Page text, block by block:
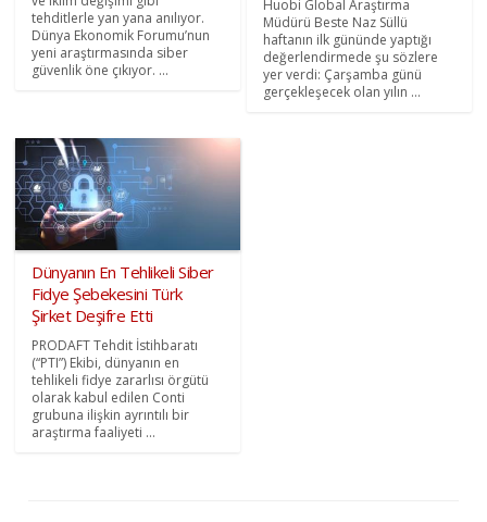
tehditlerle yan yana anılıyor.
Dünya Ekonomik Forumu’nun
yeni araştırmasında siber
güvenlik öne çıkıyor. ...
Huobi Global Araştırma
Müdürü Beste Naz Süllü
haftanın ilk gününde yaptığı
değerlendirmede şu sözlere
yer verdi: Çarşamba günü
gerçekleşecek olan yılın ...
Dünyanın En Tehlikeli Siber
Fidye Şebekesini Türk
Şirket Deşifre Etti
PRODAFT Tehdit İstihbaratı
(“PTI”) Ekibi, dünyanın en
tehlikeli fidye zararlısı örgütü
olarak kabul edilen Conti
grubuna ilişkin ayrıntılı bir
araştırma faaliyeti ...